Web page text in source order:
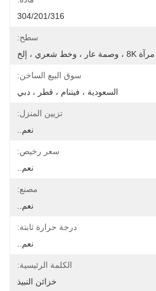
304/201/316
سطح:
مرآة 8K ، وصمة عار ، وخط شعري ، إلخ
سوق البيع الساخن:
السعودية ، فيتنام ، قطر ، دبي
تزيين المنزل:
نعم..
سعر رخيص:
نعم..
مصنع:
نعم..
درجة حرارة ثابتة:
نعم..
الكلمة الرئيسية:
خزائن النبيذ